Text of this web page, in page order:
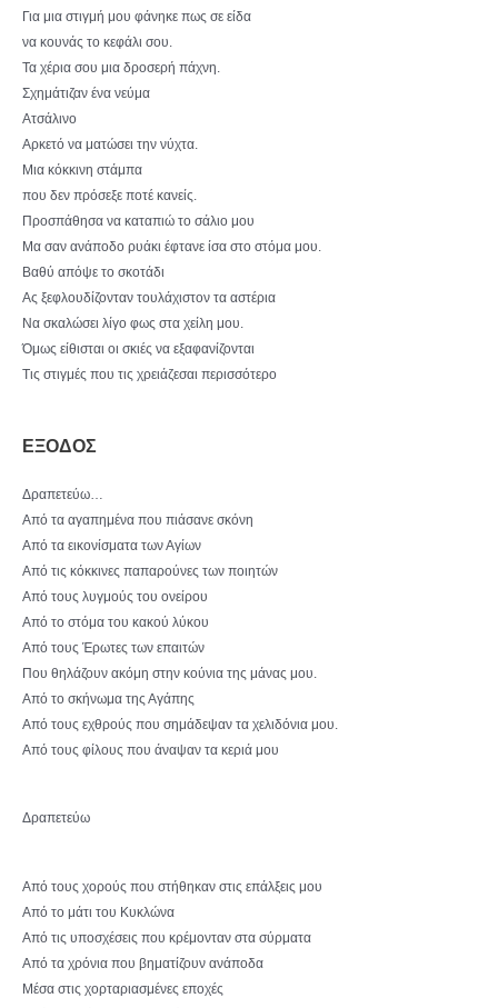
Για μια στιγμή μου φάνηκε πως σε είδα
να κουνάς το κεφάλι σου.
Τα χέρια σου μια δροσερή πάχνη.
Σχημάτιζαν ένα νεύμα
Ατσάλινο
Αρκετό να ματώσει την νύχτα.
Μια κόκκινη στάμπα
που δεν πρόσεξε ποτέ κανείς.
Προσπάθησα να καταπιώ το σάλιο μου
Μα σαν ανάποδο ρυάκι έφτανε ίσα στο στόμα μου.
Βαθύ απόψε το σκοτάδι
Ας ξεφλουδίζονταν τουλάχιστον τα αστέρια
Να σκαλώσει λίγο φως στα χείλη μου.
Όμως είθισται οι σκιές να εξαφανίζονται
Τις στιγμές που τις χρειάζεσαι περισσότερο
ΕΞΟΔΟΣ
Δραπετεύω…
Από τα αγαπημένα που πιάσανε σκόνη
Από τα εικονίσματα των Αγίων
Από τις κόκκινες παπαρούνες των ποιητών
Από τους λυγμούς του ονείρου
Από το στόμα του κακού λύκου
Από τους Έρωτες των επαιτών
Που θηλάζουν ακόμη στην κούνια της μάνας μου.
Από το σκήνωμα της Αγάπης
Από τους εχθρούς που σημάδεψαν τα χελιδόνια μου.
Από τους φίλους που άναψαν τα κεριά μου
Δραπετεύω
Από τους χορούς που στήθηκαν στις επάλξεις μου
Από το μάτι του Κυκλώνα
Από τις υποσχέσεις που κρέμονταν στα σύρματα
Από τα χρόνια που βηματίζουν ανάποδα
Μέσα στις χορταριασμένες εποχές